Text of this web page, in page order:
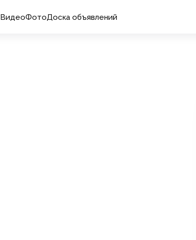
ВидеоФотоДоска объявлений